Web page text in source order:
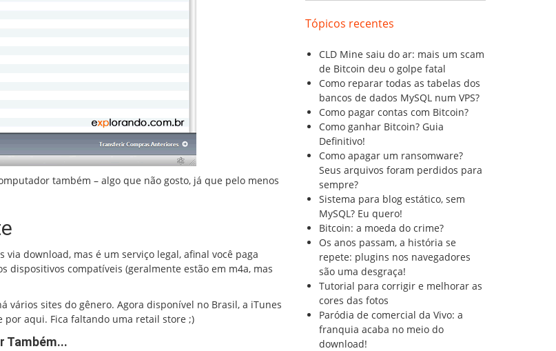
também – algo que não gosto, já que pelo menos
download, mas é um serviço legal, afinal você paga
dispositivos compatíveis (geralmente estão em m4a, mas
vários sites do gênero. Agora disponível no Brasil, a iTunes
aqui. Fica faltando uma retail store ;)
Também...
Tópicos recentes
CLD Mine saiu do ar: mais um scam
de Bitcoin deu o golpe fatal
Como reparar todas as tabelas dos
bancos de dados MySQL num VPS?
Como pagar contas com Bitcoin?
Como ganhar Bitcoin? Guia
Definitivo!
Como apagar um ransomware?
Seus arquivos foram perdidos para
sempre?
Sistema para blog estático, sem
MySQL? Eu quero!
Bitcoin: a moeda do crime?
Os anos passam, a história se
repete: plugins nos navegadores
são uma desgraça!
Tutorial para corrigir e melhorar as
cores das fotos
Paródia de comercial da Vivo: a
franquia acaba no meio do
download!